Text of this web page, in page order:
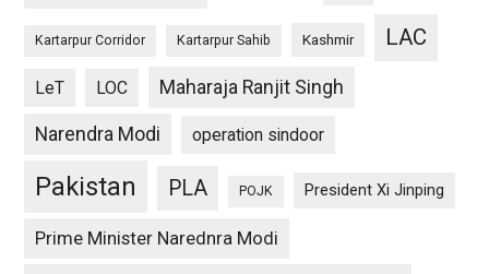
Kartarpur Corridor Kartarpur Sahib Kashmir LAC
LeT LOC Maharaja Ranjit Singh
Narendra Modi operation sindoor
Pakistan PLA POJK President Xi Jinping
Prime Minister Narednra Modi